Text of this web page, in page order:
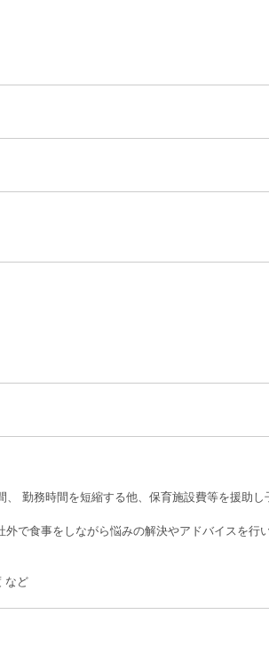
勤務時間を短縮する他、保育施設費等を援助し
で食事をしながら悩みの解決やアドバイスを行
など